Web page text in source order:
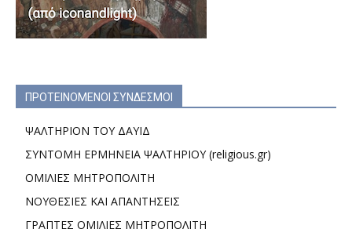
ΠΡΟΤΕΙΝΟΜΕΝΟΙ ΣΥΝΔΕΣΜΟΙ
ΨΑΛΤΗΡΙΟΝ ΤΟΥ ΔΑΥΙΔ
ΣΥΝΤΟΜΗ ΕΡΜΗΝΕΙΑ ΨΑΛΤΗΡΙΟΥ (religious.gr)
ΟΜΙΛΙΕΣ ΜΗΤΡΟΠΟΛΙΤΗ
ΝΟΥΘΕΣΙΕΣ ΚΑΙ ΑΠΑΝΤΗΣΕΙΣ
ΓΡΑΠΤΕΣ ΟΜΙΛΙΕΣ ΜΗΤΡΟΠΟΛΙΤΗ